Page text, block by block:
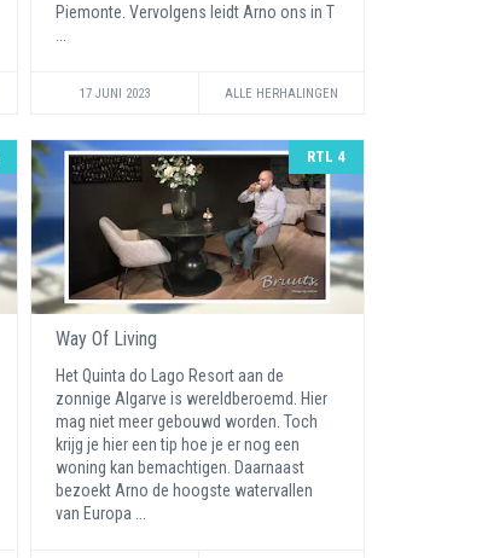
Piemonte. Vervolgens leidt Arno ons in T
17 JUNI 2023 ALLE HERHALINGEN
RTL 4
Way Of Living
Het Quinta do Lago Resort aan de
zonnige Algarve is wereldberoemd. Hier
mag niet meer gebouwd worden. Toch
krijg je hier een tip hoe je er nog een
woning kan bemachtigen. Daarnaast
bezoekt Arno de hoogste watervallen
van Europa ...